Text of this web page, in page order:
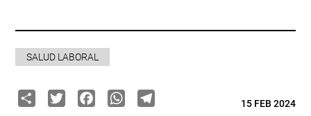
SALUD LABORAL
ShareTwitterFacebook
WhatsApp
Telegram15 FEB 2024